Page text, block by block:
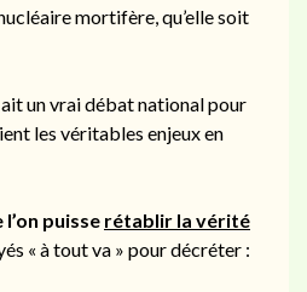
mortifère, qu’elle soit
un vrai débat national pour
les véritables enjeux en
puisse rétablir la vérité
« à tout va » pour décréter :